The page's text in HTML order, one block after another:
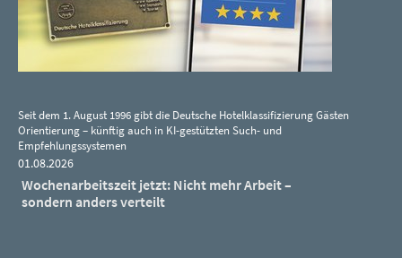
Seit dem 1. August 1996 gibt die Deutsche Hotelklassifizierung Gästen
Orientierung – künftig auch in KI-gestützten Such- und
Empfehlungssystemen
01.08.2026
Wochenarbeitszeit jetzt: Nicht mehr Arbeit –
sondern anders verteilt